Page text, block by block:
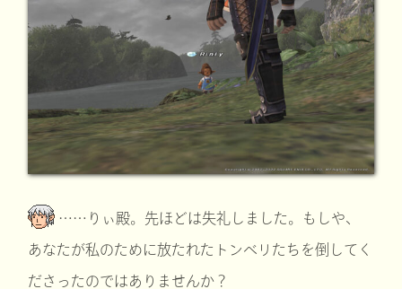
……りぃ殿。先ほどは失礼しました。もしや、
あなたが私のために放たれたトンベリたちを倒してく
ださったのではありませんか？